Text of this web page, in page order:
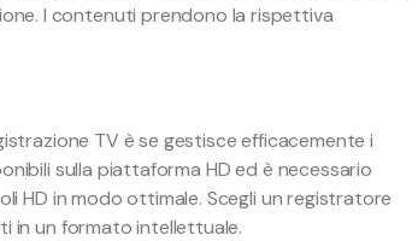
I contenuti prendono la rispettiva
TV è se gestisce efficacemente i
sulla piattaforma HD ed è necessario
HD in modo ottimale. Scegli un registratore
in un formato intellettuale.